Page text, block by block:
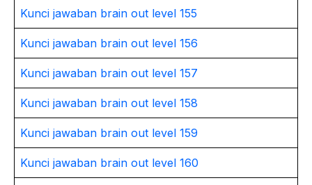
Kunci jawaban brain out level 155
Kunci jawaban brain out level 156
Kunci jawaban brain out level 157
Kunci jawaban brain out level 158
Kunci jawaban brain out level 159
Kunci jawaban brain out level 160